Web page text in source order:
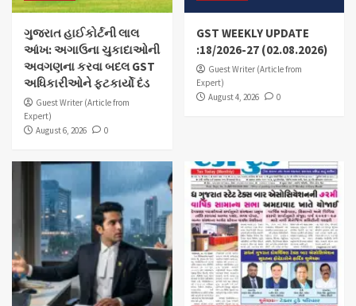
ગુજરાત હાઈકોર્ટની લાલ
આંખ: અગાઉના ચુકાદાઓની
અવગણના કરવા બદલ GST
અધિકારીઓને ફટકાર્યો દંડ
Guest Writer (Article from
Expert)
August 6, 2026
0
GST WEEKLY UPDATE
:18/2026-27 (02.08.2026)
Guest Writer (Article from
Expert)
August 4, 2026
0